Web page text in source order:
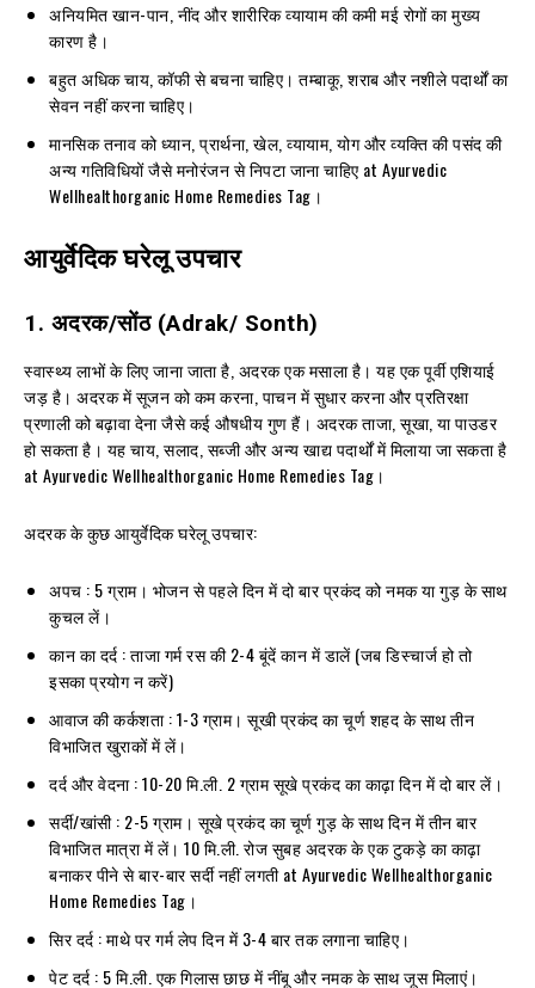
अनियमित खान-पान, नींद और शारीरिक व्यायाम की कमी मई रोगों का मुख्य
कारण है।
बहुत अधिक चाय, कॉफी से बचना चाहिए। तम्बाकू, शराब और नशीले पदार्थों का
सेवन नहीं करना चाहिए।
मानसिक तनाव को ध्यान, प्रार्थना, खेल, व्यायाम, योग और व्यक्ति की पसंद की
अन्य गतिविधियों जैसे मनोरंजन से निपटा जाना चाहिए at Ayurvedic
Wellhealthorganic Home Remedies Tag।
आयुर्वेदिक घरेलू उपचार
1. अदरक/सोंठ (Adrak/ Sonth)
स्वास्थ्य लाभों के लिए जाना जाता है, अदरक एक मसाला है। यह एक पूर्वी एशियाई
जड़ है। अदरक में सूजन को कम करना, पाचन में सुधार करना और प्रतिरक्षा
प्रणाली को बढ़ावा देना जैसे कई औषधीय गुण हैं। अदरक ताजा, सूखा, या पाउडर
हो सकता है। यह चाय, सलाद, सब्जी और अन्य खाद्य पदार्थों में मिलाया जा सकता है
at Ayurvedic Wellhealthorganic Home Remedies Tag।
अदरक के कुछ आयुर्वेदिक घरेलू उपचार:
अपच : 5 ग्राम। भोजन से पहले दिन में दो बार प्रकंद को नमक या गुड़ के साथ
कुचल लें।
कान का दर्द : ताजा गर्म रस की 2-4 बूंदें कान में डालें (जब डिस्चार्ज हो तो
इसका प्रयोग न करें)
आवाज की कर्कशता : 1-3 ग्राम। सूखी प्रकंद का चूर्ण शहद के साथ तीन
विभाजित खुराकों में लें।
दर्द और वेदना : 10-20 मि.ली. 2 ग्राम सूखे प्रकंद का काढ़ा दिन में दो बार लें।
सर्दी/खांसी : 2-5 ग्राम। सूखे प्रकंद का चूर्ण गुड़ के साथ दिन में तीन बार
विभाजित मात्रा में लें। 10 मि.ली. रोज सुबह अदरक के एक टुकड़े का काढ़ा
बनाकर पीने से बार-बार सर्दी नहीं लगती at Ayurvedic Wellhealthorganic
Home Remedies Tag।
सिर दर्द : माथे पर गर्म लेप दिन में 3-4 बार तक लगाना चाहिए।
पेट दर्द : 5 मि.ली. एक गिलास छाछ में नींबू और नमक के साथ जूस मिलाएं।